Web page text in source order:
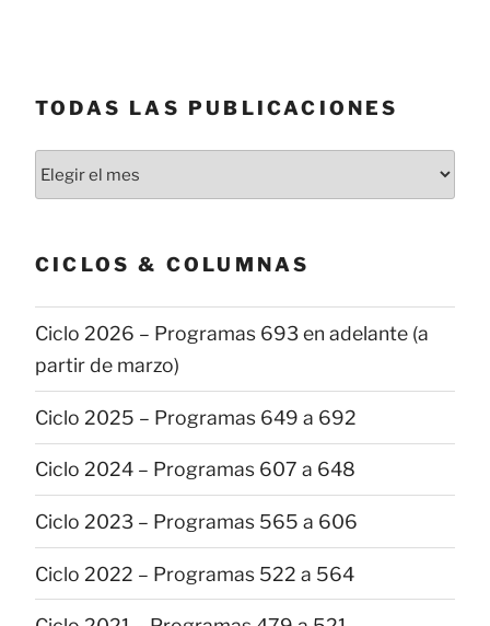
TODAS LAS PUBLICACIONES
Todas
las
CICLOS & COLUMNAS
Ciclo 2026 – Programas 693 en adelante (a
partir de marzo)
Ciclo 2025 – Programas 649 a 692
Ciclo 2024 – Programas 607 a 648
Ciclo 2023 – Programas 565 a 606
Ciclo 2022 – Programas 522 a 564